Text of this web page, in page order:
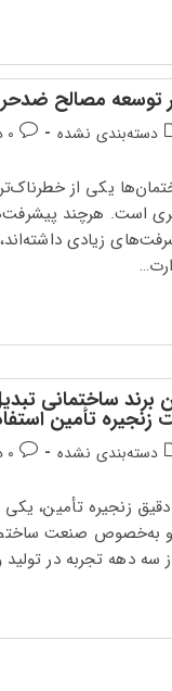
توسعه مصالح
دسته‌بندی نشده 0 دیدگاه
یکی از
است. هرچند
زیادی داشته‌اند،
برند ساختمانی
زنجیره تأمین
دسته‌بندی نشده 0 دیدگاه
زنجیره تأمین، یکی
به‌خصوص صنعت
سه دهه تجربه در تولید